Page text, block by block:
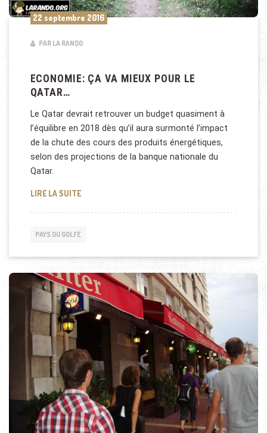
22 septembre 2016
PAR LA RANDO
ECONOMIE: ÇA VA MIEUX POUR LE
QATAR…
Le Qatar devrait retrouver un budget quasiment à
l’équilibre en 2018 dès qu’il aura surmonté l’impact
de la chute des cours des produits énergétiques,
selon des projections de la banque nationale du
Qatar.
LIRE LA SUITEECONOMIE: ÇA VA MIEUX POUR LE QATAR…
PAYS DU GOLFE